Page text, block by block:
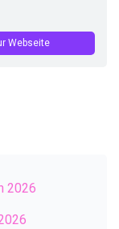
Webseite
2026